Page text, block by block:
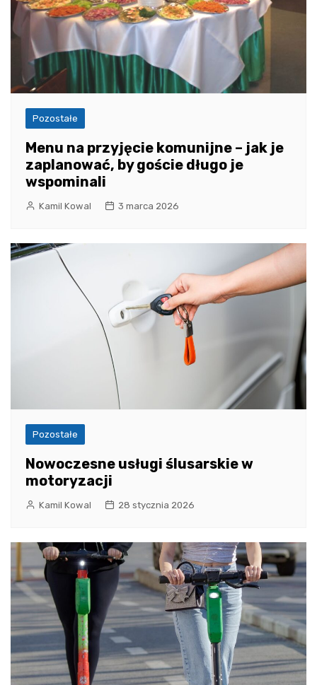
Pozostałe
Menu na przyjęcie komunijne – jak je
zaplanować, by goście długo je
wspominali
Kamil Kowal 3 marca 2026
Pozostałe
Nowoczesne usługi ślusarskie w
motoryzacji
Kamil Kowal 28 stycznia 2026